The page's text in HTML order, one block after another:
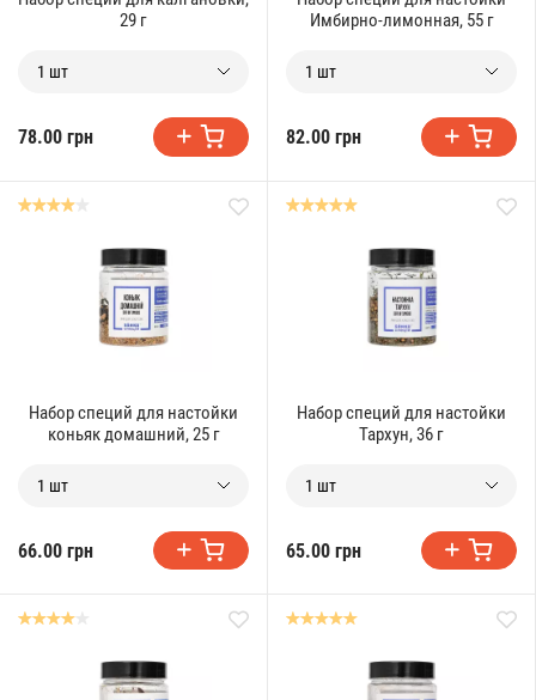
29 г
1 шт
78.00 грн
Имбирно-лимонная, 55 г
1 шт
82.00 грн
Набор специй для настойки
коньяк домашний, 25 г
1 шт
66.00 грн
Набор специй для настойки
Тархун, 36 г
1 шт
65.00 грн